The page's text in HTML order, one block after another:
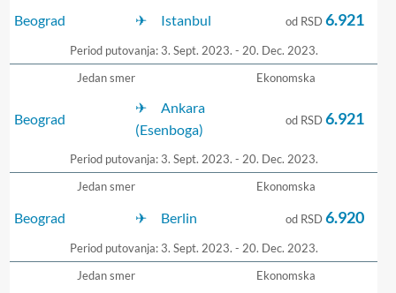
Beograd Istanbul
Period putovanja: 3. Sept. 2023. - 20. Dec. 2023.
od RSD6.921
Jedan smer
Beograd
Ankara
(Esenboga)
Ekonomska
Period putovanja: 3. Sept. 2023. - 20. Dec. 2023.
od RSD6.921
Jedan smer
Beograd Berlin
Ekonomska
Period putovanja: 3. Sept. 2023. - 20. Dec. 2023.
od RSD6.920
Jedan smer Ekonomska